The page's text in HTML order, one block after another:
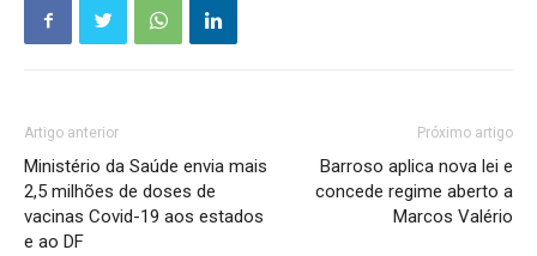
Artigo anterior
Ministério da Saúde envia mais
2,5 milhões de doses de
vacinas Covid-19 aos estados
e ao DF
Próximo artigo
Barroso aplica nova lei e
concede regime aberto a
Marcos Valério